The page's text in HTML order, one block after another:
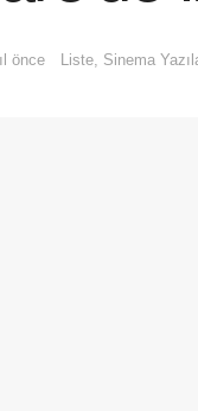
önce Liste Sinema